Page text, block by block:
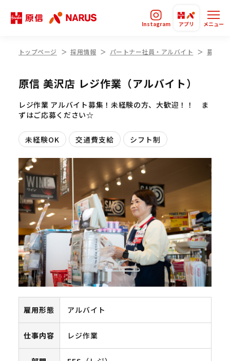
Instagram アプリ メニュー
トップページ 採用情報 パートナー社員・アルバイト 募集要
原信 美沢店 レジ作業（アルバイト）
レジ作業 アルバイト募集！未経験の方、大歓迎！！ ま
ずはご応募ください☆
未経験OK 交通費支給 シフト制
雇用形態 アルバイト
仕事内容 レジ作業